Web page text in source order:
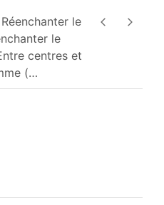
le
le
centres et
(…